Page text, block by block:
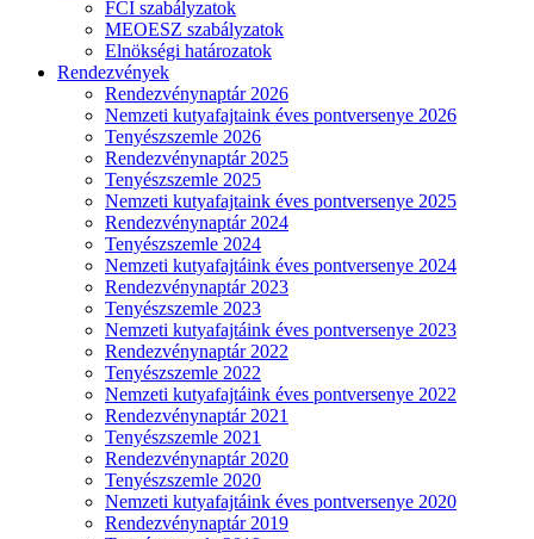
FCI szabályzatok
MEOESZ szabályzatok
Elnökségi határozatok
Rendezvények
Rendezvénynaptár 2026
Nemzeti kutyafajtaink éves pontversenye 2026
Tenyészszemle 2026
Rendezvénynaptár 2025
Tenyészszemle 2025
Nemzeti kutyafajtaink éves pontversenye 2025
Rendezvénynaptár 2024
Tenyészszemle 2024
Nemzeti kutyafajtáink éves pontversenye 2024
Rendezvénynaptár 2023
Tenyészszemle 2023
Nemzeti kutyafajtáink éves pontversenye 2023
Rendezvénynaptár 2022
Tenyészszemle 2022
Nemzeti kutyafajtáink éves pontversenye 2022
Rendezvénynaptár 2021
Tenyészszemle 2021
Rendezvénynaptár 2020
Tenyészszemle 2020
Nemzeti kutyafajtáink éves pontversenye 2020
Rendezvénynaptár 2019